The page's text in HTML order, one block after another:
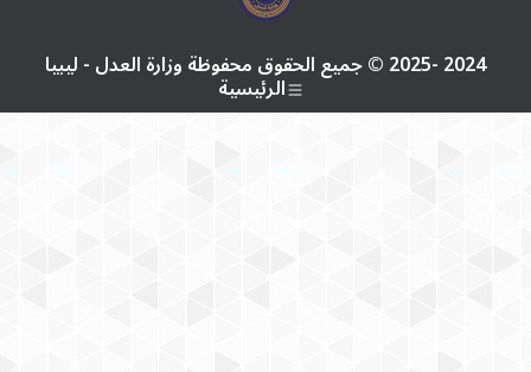
2024 -2025 © جميع الحقوق محفوظة وزارة العدل - ليبيا
الرئيسية